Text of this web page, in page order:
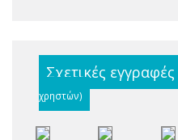
Σχετικές εγγραφές
χρηστών)